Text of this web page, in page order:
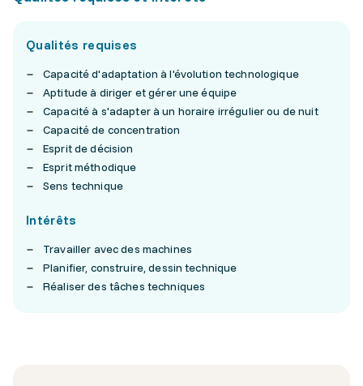
Qualités requises
Capacité d'adaptation à l'évolution technologique
Aptitude à diriger et gérer une équipe
Capacité à s'adapter à un horaire irrégulier ou de nuit
Capacité de concentration
Esprit de décision
Esprit méthodique
Sens technique
Intérêts
Travailler avec des machines
Planifier, construire, dessin technique
Réaliser des tâches techniques